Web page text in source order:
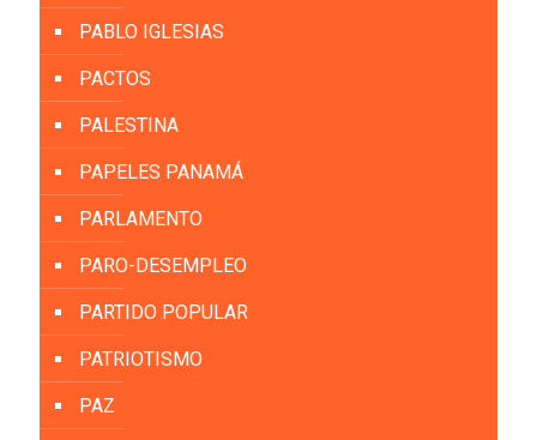
PABLO IGLESIAS
PACTOS
PALESTINA
PAPELES PANAMÁ
PARLAMENTO
PARO-DESEMPLEO
PARTIDO POPULAR
PATRIOTISMO
PAZ